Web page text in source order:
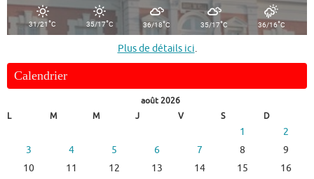
31/21°C 35/17°C 36/18°C 35/17°C 36/16°C
Plus de détails ici.
Calendrier
août 2026
L
M M J V S D
1
2
3
4 5 6 7 8
9
10
11 12 13 14 15
16